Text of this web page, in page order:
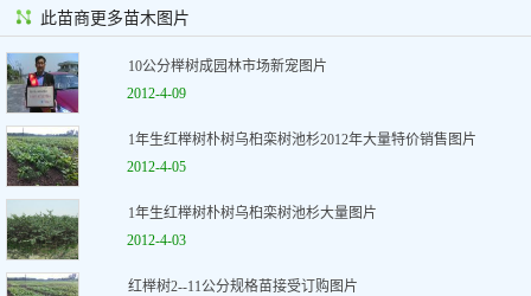
此苗商更多苗木图片
10公分榉树成园林市场新宠图片
2012-4-09
1年生红榉树朴树乌桕栾树池杉2012年大量特价销售图片
2012-4-05
1年生红榉树朴树乌桕栾树池杉大量图片
2012-4-03
红榉树2--11公分规格苗接受订购图片